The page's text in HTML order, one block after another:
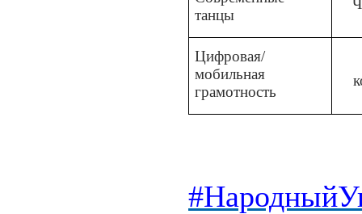
танцы
Цифровая/
мобильная
грамотность